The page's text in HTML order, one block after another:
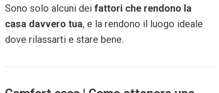
Sono solo alcuni dei fattori che rendono la
casa davvero tua, e la rendono il luogo ideale
dove rilassarti e stare bene.